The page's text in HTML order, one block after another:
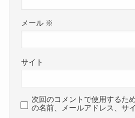
メール ※
サイト
次回のコメントで使用するた
の名前、メールアドレス、サ